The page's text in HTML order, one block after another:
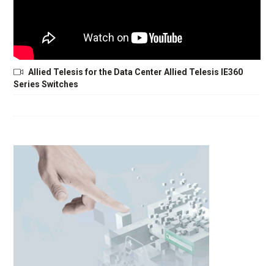
Allied Telesis for the Data Center Allied Telesis IE360
Series Switches